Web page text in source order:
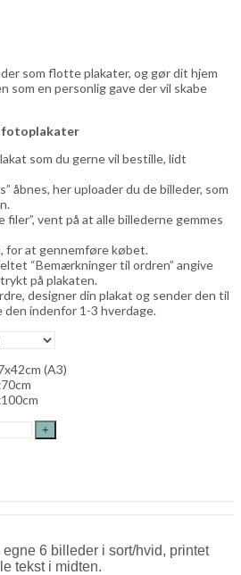
som flotte plakater, og gør dit hjem
som en personlig gave der vil skabe
fotoplakater
som du gerne vil bestille, lidt
åbnes, her uploader du de billeder, som
filer”, vent på at alle billederne gemmes
for at gennemføre købet.
“Bemærkninger til ordren” angive
på plakaten.
designer din plakat og sender den til
den indenfor 1-3 hverdage.
(A3)
6 billeder i sort/hvid, printet
tekst i midten.